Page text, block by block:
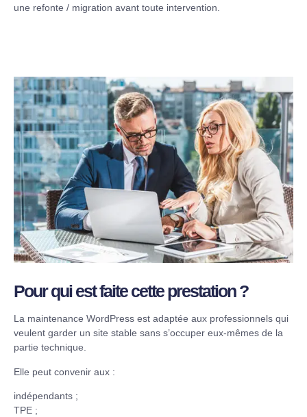
une refonte / migration avant toute intervention.
Pour qui est faite cette prestation ?
La maintenance WordPress est adaptée aux professionnels qui
veulent garder un site stable sans s’occuper eux-mêmes de la
partie technique.
Elle peut convenir aux :
indépendants ;
TPE ;